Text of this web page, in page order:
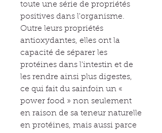
toute une série de propriétés
positives dans l'organisme.
Outre leurs propriétés
antioxydantes, elles ont la
capacité de séparer les
protéines dans l'intestin et de
les rendre ainsi plus digestes,
ce qui fait du sainfoin un «
power food » non seulement
en raison de sa teneur naturelle
en protéines, mais aussi parce